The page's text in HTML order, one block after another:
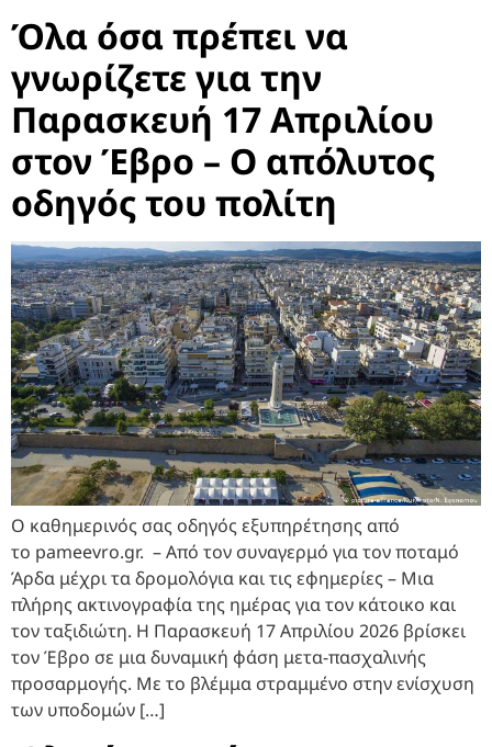
Όλα όσα πρέπει να
γνωρίζετε για την
Παρασκευή 17 Απριλίου
στον Έβρο – Ο απόλυτος
οδηγός του πολίτη
Ο καθημερινός σας οδηγός εξυπηρέτησης από
το pameevro.gr. – Από τον συναγερμό για τον ποταμό
Άρδα μέχρι τα δρομολόγια και τις εφημερίες – Μια
πλήρης ακτινογραφία της ημέρας για τον κάτοικο και
τον ταξιδιώτη. Η Παρασκευή 17 Απριλίου 2026 βρίσκει
τον Έβρο σε μια δυναμική φάση μετα-πασχαλινής
προσαρμογής. Με το βλέμμα στραμμένο στην ενίσχυση
των υποδομών […]